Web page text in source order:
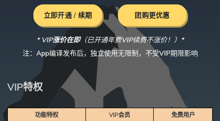
VIP特权
功能特权 VIP会员
免费用户
VIP涨价在即
VIP特权
功能特权 VIP会员
免费用户
立即开通 / 续期 团购更优惠
* VIP涨价在即（已开通年费VIP续费不涨价！） *
注：App编译发布后，独立使用无限制，不受VIP期限影响
VIP特权
功能特权 VIP会员
免费用户
VIP涨价在即